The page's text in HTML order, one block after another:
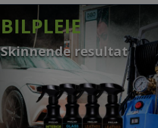
BILPLEIE
Skinnende resultat